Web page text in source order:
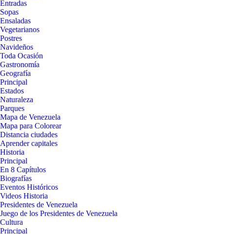
Entradas
Sopas
Ensaladas
Vegetarianos
Postres
Navideños
Toda Ocasión
Gastronomía
Geografía
Principal
Estados
Naturaleza
Parques
Mapa de Venezuela
Mapa para Colorear
Distancia ciudades
Aprender capitales
Historia
Principal
En 8 Capítulos
Biografías
Eventos Históricos
Videos Historia
Presidentes de Venezuela
Juego de los Presidentes de Venezuela
Cultura
Principal